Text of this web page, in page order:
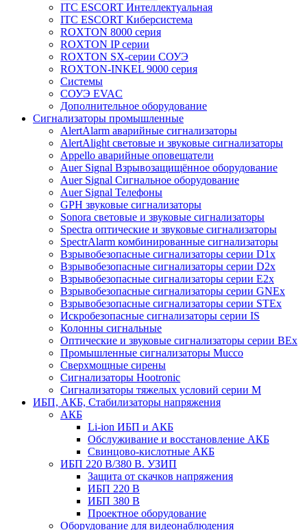
ITC ESCORT Интеллектуальная
ITC ESCORT Киберсистема
ROXTON 8000 серия
ROXTON IP серии
ROXTON SX-серии СОУЭ
ROXTON-INKEL 9000 серия
Системы
СОУЭ EVAC
Дополнительное оборудование
Сигнализаторы промышленные
AlertAlarm аварийные сигнализаторы
AlertAlight световые и звуковые сигнализаторы
Appello аварийные оповещатели
Auer Signal Взрывозащищённое оборудование
Auer Signal Сигнальное оборудование
Auer Signal Телефоны
GPH звуковые сигнализаторы
Sonora световые и звуковые сигнализаторы
Spectra оптические и звуковые сигнализаторы
SpectrAlarm комбинированные сигнализаторы
Взрывобезопасные сигнализаторы серии D1x
Взрывобезопасные сигнализаторы серии D2x
Взрывобезопасные сигнализаторы серии E2x
Взрывобезопасные сигнализаторы серии GNEx
Взрывобезопасные сигнализаторы серии STEx
Искробезопасные сигнализаторы серии IS
Колонны сигнальные
Оптические и звуковые сигнализаторы серии BEx
Промышленные сигнализаторы Mucco
Сверхмощные сирены
Сигнализаторы Hootronic
Сигнализаторы тяжелых условий серии M
ИБП, АКБ, Стабилизаторы напряжения
АКБ
Li-ion ИБП и АКБ
Обслуживание и восстановление АКБ
Свинцово-кислотные АКБ
ИБП 220 В/380 В. УЗИП
Защита от скачков напряжения
ИБП 220 В
ИБП 380 В
Проектное оборудование
Оборудование для видеонаблюдения